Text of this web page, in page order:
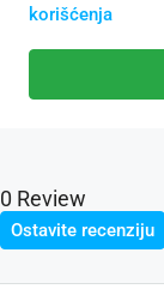
korišćenja
0 Review
Ostavite recenziju